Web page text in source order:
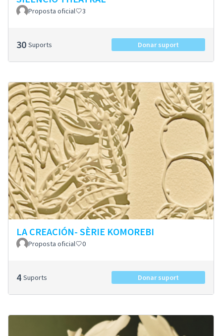
Proposta oficial 3
30 Suports Donar suport
LA CREACIÓN- SÈRIE KOMOREBI
Proposta oficial 0
4 Suports Donar suport